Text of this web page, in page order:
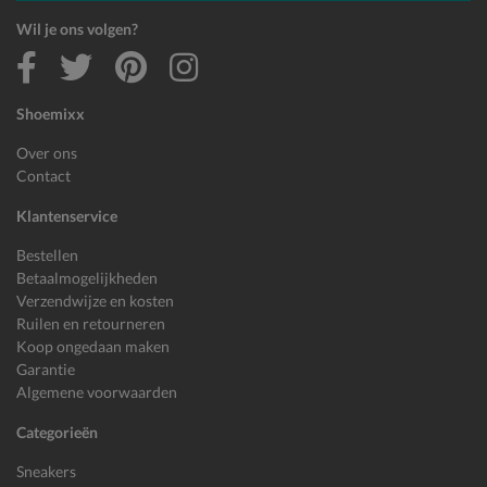
Shoemixx
Over ons
Contact
Klantenservice
Bestellen
Betaalmogelijkheden
Verzendwijze en kosten
Ruilen en retourneren
Koop ongedaan maken
Garantie
Algemene voorwaarden
Categorieën
Sneakers
Wil je ons volgen?